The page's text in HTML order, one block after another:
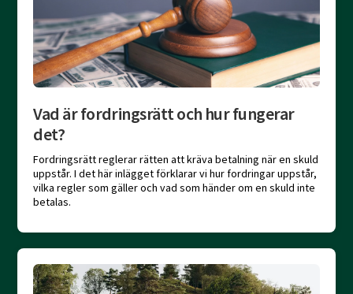
Vad är fordringsrätt och hur fungerar
det?
Fordringsrätt reglerar rätten att kräva betalning när en skuld
uppstår. I det här inlägget förklarar vi hur fordringar uppstår,
vilka regler som gäller och vad som händer om en skuld inte
betalas.